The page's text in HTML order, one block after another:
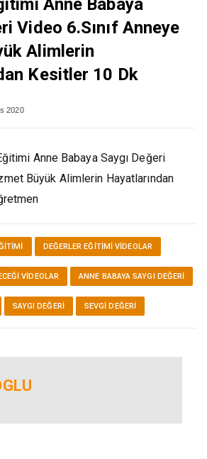
Anne Babaya
Video 6.Sınıf Anneye
Alimlerin
Kesitler 10 Dk
2020
Anne Babaya Saygı Değeri
Büyük Alimlerin Hayatlarından
DEĞERLER EĞITIMI VİDEOLAR
VIDEOLAR ANNE BABAYA SAYGI DEĞERI
SAYGI DEĞERI SEVGI DEĞERI